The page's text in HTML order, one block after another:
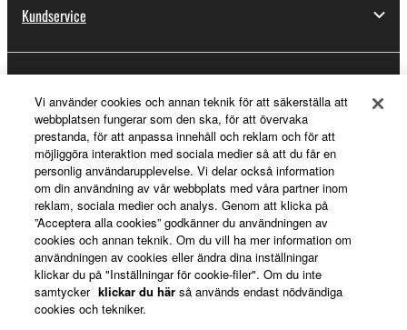
Kundservice
Om Yamaha
Sverige - Swedish
Business
Vi använder cookies och annan teknik för att säkerställa att
webbplatsen fungerar som den ska, för att övervaka
prestanda, för att anpassa innehåll och reklam och för att
möjliggöra interaktion med sociala medier så att du får en
personlig användarupplevelse. Vi delar också information
om din användning av vår webbplats med våra partner inom
reklam, sociala medier och analys. Genom att klicka på
”Acceptera alla cookies” godkänner du användningen av
cookies och annan teknik. Om du vill ha mer information om
användningen av cookies eller ändra dina inställningar
klickar du på "Inställningar för cookie-filer". Om du inte
samtycker klickar du här så används endast nödvändiga
cookies och tekniker.